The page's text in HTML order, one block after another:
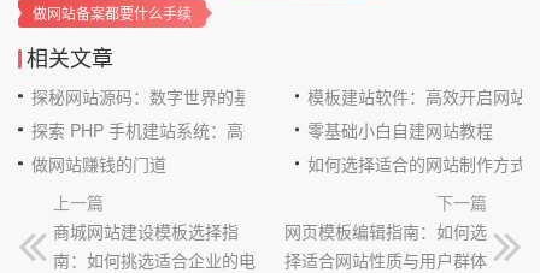
做网站备案都要什么手续
相关文章
探秘网站源码：数字世界的基石
模板建站软件：高效开启网站
探索 PHP 手机建站系统：高效与便捷的完美结合零基础小白自建网站教程
做网站赚钱的门道
如何选择适合的网站制作方式
上一篇
商城网站建设模板选择指
南：如何挑选适合企业的电
下一篇
网页模板编辑指南：如何选
择适合网站性质与用户群体